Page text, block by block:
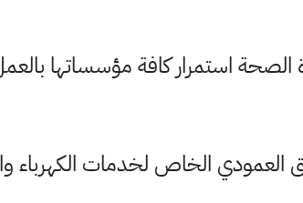
الصحة استمرار كافة مؤسساتها
الخاص لخدمات الكهرباء